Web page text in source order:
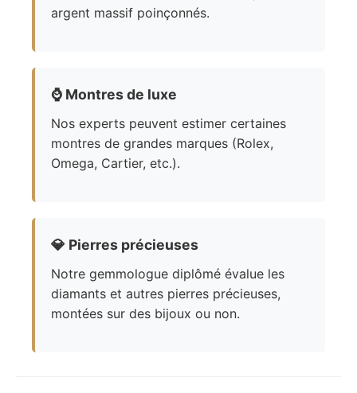
argent massif poinçonnés.
⌚ Montres de luxe
Nos experts peuvent estimer certaines
montres de grandes marques (Rolex,
Omega, Cartier, etc.).
💎 Pierres précieuses
Notre gemmologue diplômé évalue les
diamants et autres pierres précieuses,
montées sur des bijoux ou non.